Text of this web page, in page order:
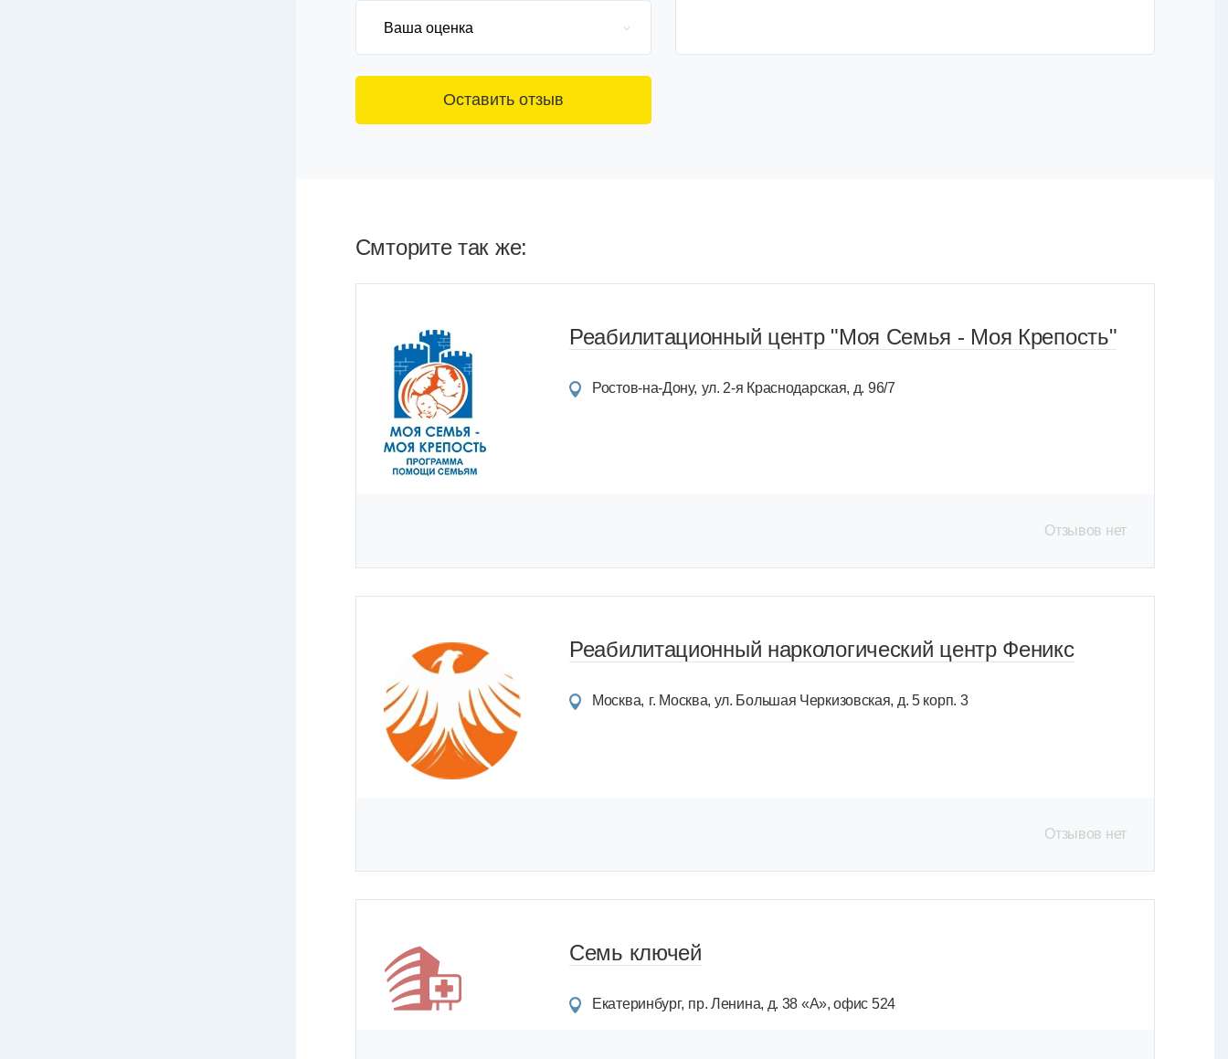
Смторите так же:
Реабилитационный центр "Моя Семья - Моя Крепость"
Ростов-на-Дону ул. 2-я Краснодарская, д. 96/7
Отзывов нет
Реабилитационный наркологический центр Феникс
Москва г. Москва, ул. Большая Черкизовская, д. 5 корп. 3
Отзывов нет
Семь ключей
Екатеринбург пр. Ленина, д. 38 «А», офис 524